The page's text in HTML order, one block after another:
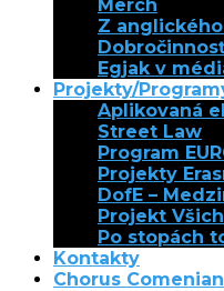
Merch
Z
Egjak v
Projekty/
Aplikovaná
Street Law
Program
Projekty
DofE –
Projekt
Po stopách
Kontakty
Chorus